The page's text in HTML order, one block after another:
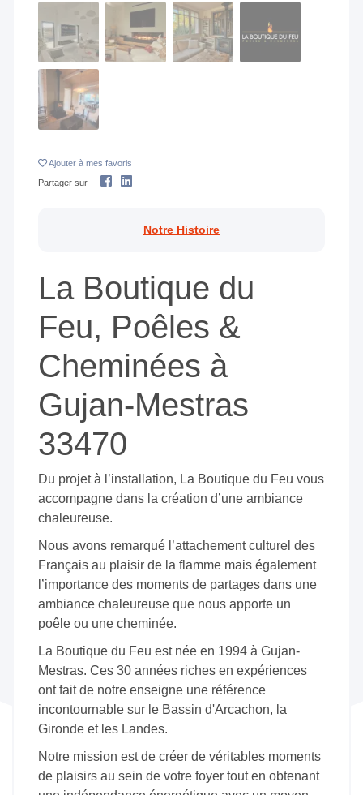
Ajouter à mes favoris
Partager sur
Notre Histoire
La Boutique du
Feu, Poêles &
Cheminées à
Gujan-Mestras
33470
Du projet à l’installation, La Boutique du Feu vous
accompagne dans la création d’une ambiance
chaleureuse.
Nous avons remarqué l’attachement culturel des
Français au plaisir de la flamme mais également
l’importance des moments de partages dans une
ambiance chaleureuse que nous apporte un
poêle ou une cheminée.
La Boutique du Feu est née en 1994 à Gujan-
Mestras. Ces 30 années riches en expériences
ont fait de notre enseigne une référence
incontournable sur le Bassin d'Arcachon, la
Gironde et les Landes.
Notre mission est de créer de véritables moments
de plaisirs au sein de votre foyer tout en obtenant